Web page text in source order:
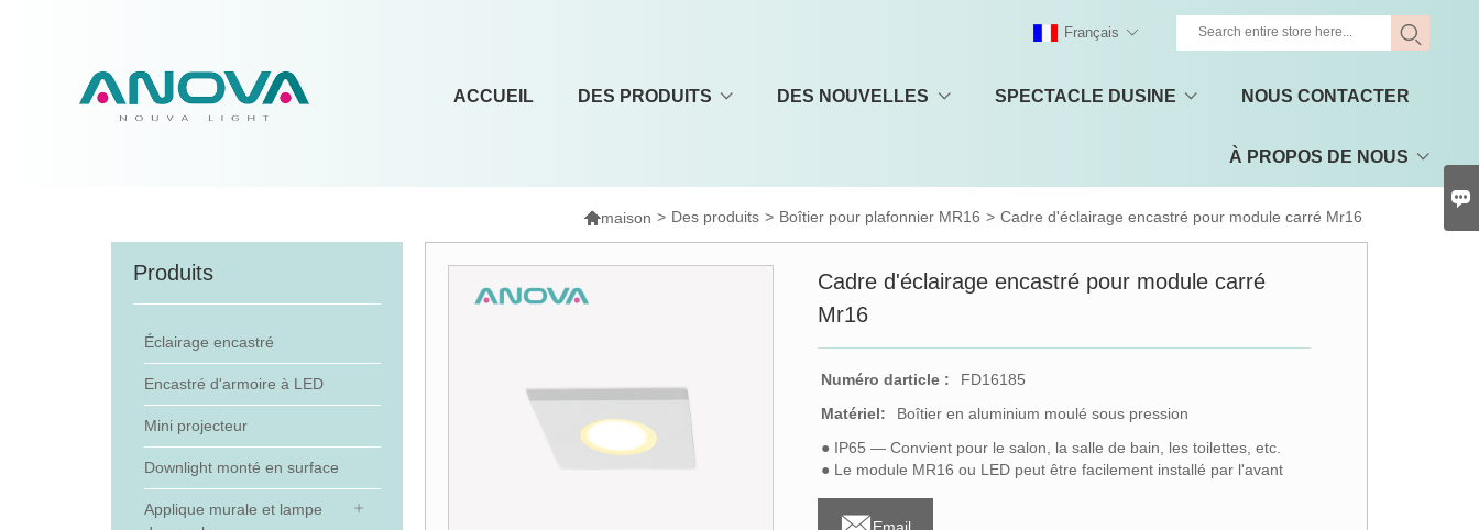
ACCUEIL DES PRODUITS DES NOUVELLES SPECTACLE DUSINE NOUS CONTACTER
À PROPOS DE NOUS
Français
maison > Des produits > Boîtier pour plafonnier MR16 > Cadre d'éclairage encastré pour module carré Mr16
Produits
Éclairage encastré
Encastré d'armoire à LED
Mini projecteur
Downlight monté en surface
Applique murale et lampe
Cadre d'éclairage encastré pour module carré
Mr16
Numéro darticle :
FD16185
Matériel:
Boîtier en aluminium moulé sous pression
● IP65 — Convient pour le salon, la salle de bain, les toilettes, etc.
● Le module MR16 ou LED peut être facilement installé par l'avant

